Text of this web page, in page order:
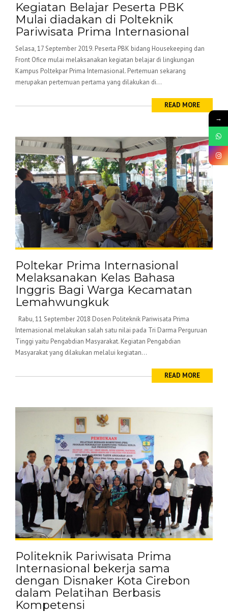
Kegiatan Belajar Peserta PBK
Mulai diadakan di Polteknik
Pariwisata Prima Internasional
Selasa, 17 September 2019. Peserta PBK bidang Housekeeping dan
Front Ofice mulai melaksanakan kegiatan belajar di lingkungan
Kampus Poltekpar Prima Internasional. Pertemuan sekarang
merupakan pertemuan pertama yang dilakukan di...
READ MORE
Poltekar Prima Internasional
Melaksanakan Kelas Bahasa
Inggris Bagi Warga Kecamatan
Lemahwungkuk
Rabu, 11 September 2018 Dosen Politeknik Pariwisata Prima
Internasional melakukan salah satu nilai pada Tri Darma Perguruan
Tinggi yaitu Pengabdian Masyarakat. Kegiatan Pengabdian
Masyarakat yang dilakukan melalui kegiatan...
READ MORE
Politeknik Pariwisata Prima
Internasional bekerja sama
dengan Disnaker Kota Cirebon
dalam Pelatihan Berbasis
Kompetensi
→